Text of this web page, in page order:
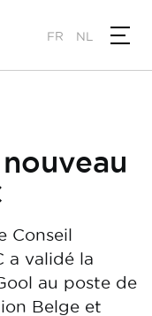
FR NL
Conseil
a validé la
au poste de
Belge et